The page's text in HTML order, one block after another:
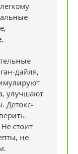
дайля,
улучшают
Детокс-
стоит
не